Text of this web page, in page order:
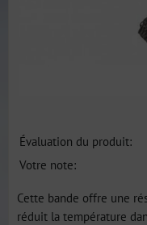
Évaluation du produit:
Votre note:
Cette bande offre une
réduit la température